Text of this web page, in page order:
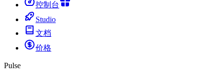
控制台
Studio
文档
价格
Pulse